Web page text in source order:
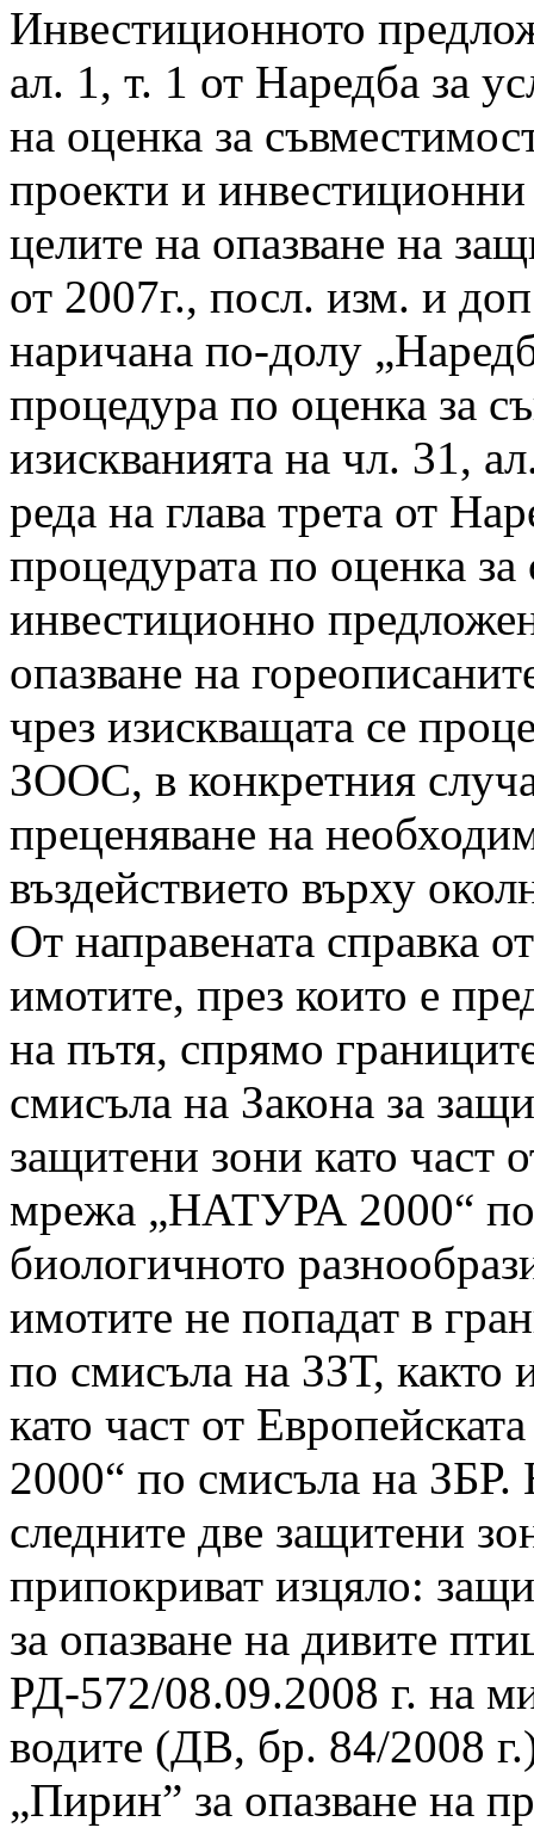
Инвестиционното
ал. 1, т. 1 от Наредба за
на оценка за
проекти и
целите на опазване на
от 2007г., посл. изм. и
наричана по-долу
процедура по оценка за
изискванията на чл. 31,
реда на глава трета от
процедурата по оценка
инвестиционно
опазване на
чрез изискващата се
ЗООС, в конкретния
преценяване на
въздействието върху
От направената справка
имотите, през които е
на пътя, спрямо
смисъла на Закона за
защитени зони като част
мрежа „НАТУРА 2000“ по
биологичното
имотите не попадат в
по смисъла на ЗЗТ, както
като част от
2000“ по смисъла на ЗБР.
следните две защитени
припокриват изцяло:
за опазване на дивите
РД-572/08.09.2008 г. на
водите (ДВ, бр. 84/2008
„Пирин” за опазване на